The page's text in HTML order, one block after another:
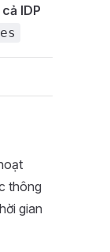
IDP
thông
gian